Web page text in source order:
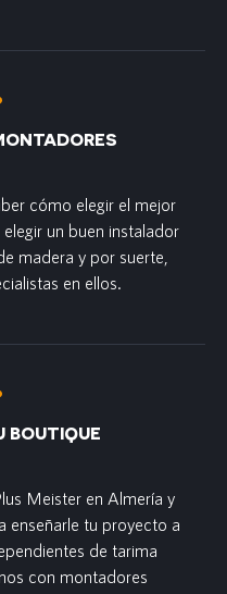
cómo elegir el mejor
un buen instalador
madera y por suerte,
en ellos.
BOUTIQUE
Meister en Almería y
enseñarle tu proyecto a
de tarima
con montadores